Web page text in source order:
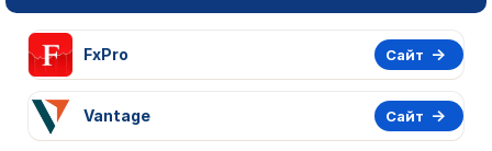
FxPro Сайт
Vantage Сайт